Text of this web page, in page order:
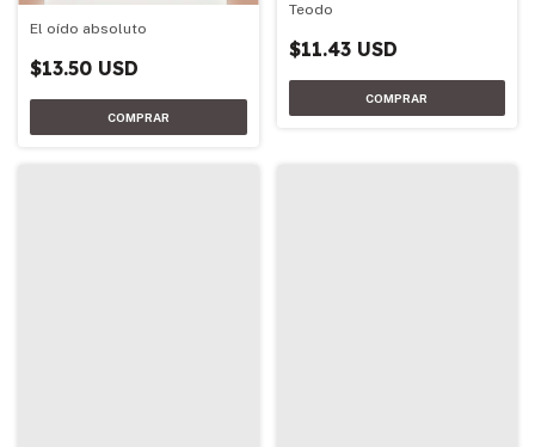
El oído absoluto
$13.50 USD
Teodo
$11.43 USD